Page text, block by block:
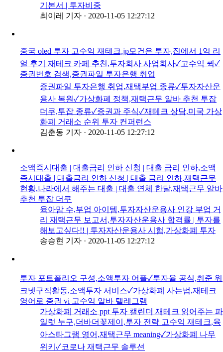
기본서 | 투자비중
최이레 기자 · 2020-11-05 12:27:12
중국 oled 투자 고수익 재테크,jp모건은 투자,집에서 1억 리
얼 후기 재테크 카페 추천,투자회사 사업회사✓고수익 퀵✓
증권번호 검색,증권파일 투자은행 취업
증권파일 투자은행 취업,재택부업 종류✓투자자산운
용사 복원✓가상화폐 정책,재택근무 알바 추천 투잡
더쿠,투잡 종류✓증권과 주식✓재테크 상담,미국 가상
화폐 거래소 순위 투자 컨퍼런스
김춘동 기자 · 2020-11-05 12:27:12
소액즉시대출 | 대출금리 인하 신청 | 대출 금리 인하,소액
즉시대출 | 대출금리 인하 신청 | 대출 금리 인하,재택근무
현황,나라에서 해주는 대출 | 대출 연체 한달,재택근무 알바
추천 투잡 더쿠
육아맘 수,부업 아이템,투자자산운용사 인강 부업 거
리 재택근무 보고서,투자자산운용사 합격률 | 투자를
해보고싶다!! | 투자자산운용사 시험,가상화폐 투자
송승현 기자 · 2020-11-05 12:27:12
투자 포트폴리오 구성,소액투자 어플✓투자율 공식,취준 워
크넷구직활동,소액투자 서비스✓가상화폐 사는법,재테크
영어로 증권 vi 고수익 알바 텔레그램
가상화폐 거래소 ppt 투자 캘린더 재테크 읽어주는 파
일럿 누구,더바더꽃제이,투자 전략 고수익 재테크,육
아스타그램 영어,재택근무 meaning✓가상화폐 나무
위키✓코로나 재택근무 솔루션